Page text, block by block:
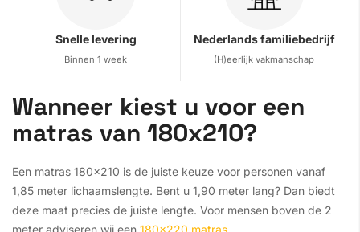
Snelle levering
Binnen 1 week
Nederlands familiebedrijf
(H)eerlijk vakmanschap
Wanneer kiest u voor een
matras van 180x210?
Een matras 180x210 is de juiste keuze voor personen vanaf
1,85 meter lichaamslengte. Bent u 1,90 meter lang? Dan biedt
deze maat precies de juiste lengte. Voor mensen boven de 2
meter adviseren wij een 180x220 matras.